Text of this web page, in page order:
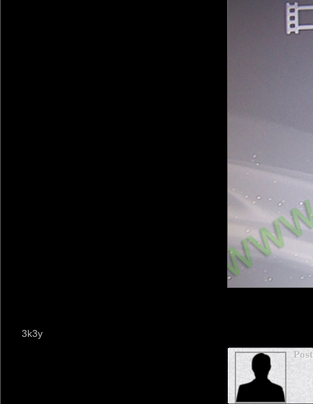
3k3y